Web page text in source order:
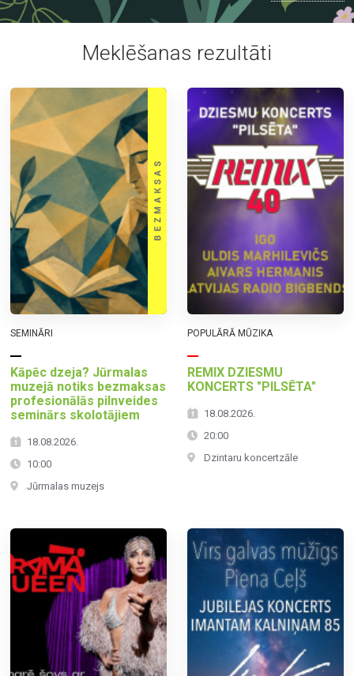
Meklēšanas rezultāti
SEMINĀRI
Kāpēc dzeja? Jūrmalas
muzejā notiks bezmaksas
profesionālās pilnveides
seminārs skolotājiem
18.08.2026.
10:00
Jūrmalas muzejs
POPULĀRĀ MŪZIKA
REMIX DZIESMU
KONCERTS "PILSĒTA"
18.08.2026.
20:00
Dzintaru koncertzāle